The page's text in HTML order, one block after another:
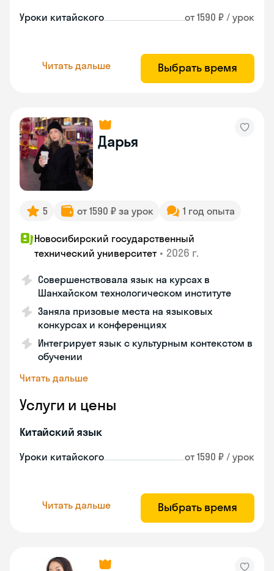
Уроки китайского от 1590 ₽ / урок
Читать дальше Выбрать время
Дарья
5 от 1590 ₽ за урок 1 год опыта
Новосибирский государственный
технический университет • 2026 г.
Совершенствовала язык на курсах в
Шанхайском технологическом институте
Заняла призовые места на языковых
конкурсах и конференциях
Интегрирует язык с культурным контекстом в
обучении
Читать дальше
Услуги и цены
Китайский язык
Уроки китайского от 1590 ₽ / урок
Читать дальше Выбрать время